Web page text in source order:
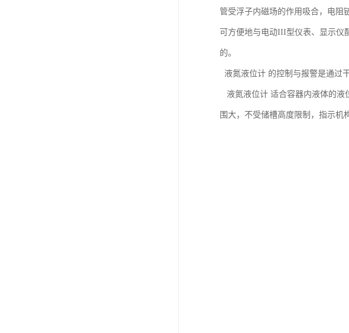
管受浮子内磁场的作用吸合，电阻
可方便地与电动III型仪表、显示仪
的。
液氮液位计 的控制与报警是通过
液氮液位计 适合容器内液体的液
围大，不受储槽高度限制，指示机